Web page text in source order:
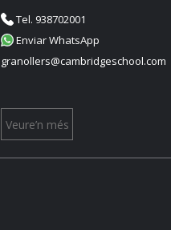
Tel. 938702001
Enviar WhatsApp
granollers@cambridgeschool.com
Veure’n més